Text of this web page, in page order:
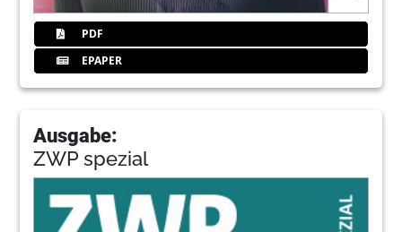
PDF
EPAPER
Ausgabe:
ZWP spezial